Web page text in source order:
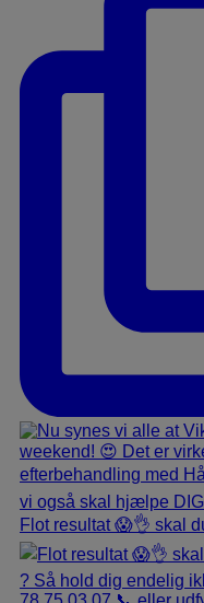
Flot resultat 😱👌 skal